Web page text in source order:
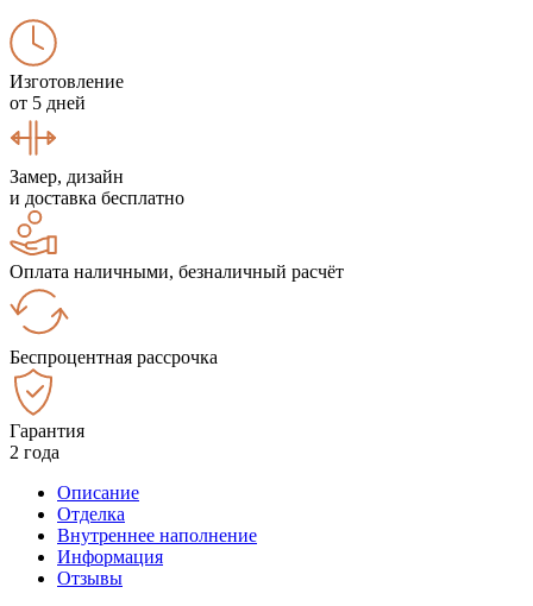
Изготовление
от 5 дней
Замер, дизайн
и доставка бесплатно
Оплата наличными, безналичный расчёт
Беспроцентная рассрочка
Гарантия
2 года
Описание
Отделка
Внутреннее наполнение
Информация
Отзывы